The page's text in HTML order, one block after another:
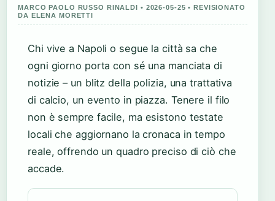
MARCO PAOLO RUSSO RINALDI • 2026-05-25 • REVISIONATO
DA ELENA MORETTI
Chi vive a Napoli o segue la città sa che
ogni giorno porta con sé una manciata di
notizie – un blitz della polizia, una trattativa
di calcio, un evento in piazza. Tenere il filo
non è sempre facile, ma esistono testate
locali che aggiornano la cronaca in tempo
reale, offrendo un quadro preciso di ciò che
accade.